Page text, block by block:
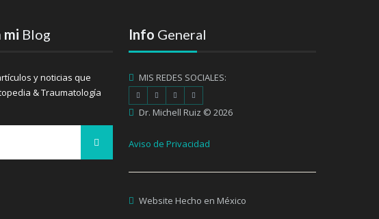
mi Blog
y noticias que
& Traumatología
Info General
MIS REDES SOCIALES:
Dr. Michell Ruiz © 2026
Aviso de Privacidad
Website Hecho en México